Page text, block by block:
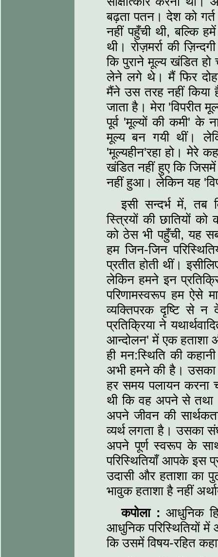
बढ़ता पतन। देश को
नहीं पहुँची थी, बल्कि
थी। रोज़मर्रा की
कि पुराने मूल्य खंडित
लेने लगे थे। मैं फिर
मैंने उस तरह नहीं किया
जाता है। मेरा 'विपरीत
पूर्व 'मूल्यों की कमी' के
मूल्य बन गयी थीं।
'मूल्यहीन'रहा हो। मेरे
खंडित नहीं हुए कि जिसमें
नहीं हुआ। लेकिन यह
इसी सन्दर्भ में, तब
स्त्रियों की छातियों
को ठेस भी पहुँची, यह
हम जिन-जिन
प्रतीत होती थीं।
लेकिन हमने इन
परिणामस्वरूप हम ऐसे
व्यक्तिपरक दृष्टि से
प्रतिक्रिया ने
आन्दोलन' में एक हताशा
ही मन:स्थिति की
अभी हमने की है।
हर समय पलायन करना
थी कि वह अपने से
अपने जीवन की
व्यर्थ लगता है। उसका
अपने पूर्ण स्वरूप के
परिस्थितियाँ आपके
उदासी और हताशा का
भावुक हताशा है नहीं
कपोला : आधुनिक
आधुनिक परिस्थितियों
कि उसमें विषय-रहित